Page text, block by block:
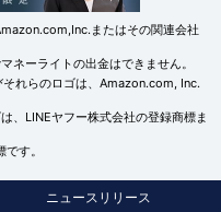
またはその関連会社
ネーライトの出金はできません。
れらのロゴは、Amazon.com, Inc.
、LINEヤフー株式会社の登録商標ま
す。
ニュースリリース